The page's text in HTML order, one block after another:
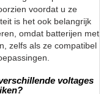
voordat u ze
is het ook belangrijk
omdat batterijen met
zelfs als ze compatibel
voltages